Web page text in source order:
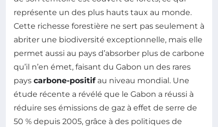
représente un des plus hauts taux au monde.
Cette richesse forestière ne sert pas seulement à
abriter une biodiversité exceptionnelle, mais elle
permet aussi au pays d’absorber plus de carbone
qu’il n’en émet, faisant du Gabon un des rares
pays carbone-positifau niveau mondial. Une
étude récente a révélé que le Gabon a réussi à
réduire ses émissions de gaz à effet de serre de
50 % depuis 2005, grâce à des politiques de